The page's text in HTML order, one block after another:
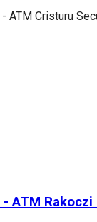
- ATM Cristuru
ATM